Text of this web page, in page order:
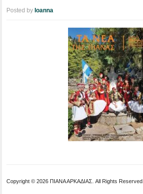
Posted by Ioanna
Copyright © 2026 ΠΙΑΝΑ ΑΡΚΑΔΙΑΣ. All Rights Reserved.